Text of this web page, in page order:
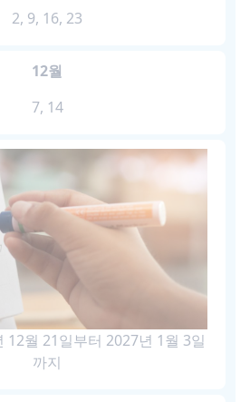
2, 9, 16, 23
12월
7, 14
12월 21일부터 2027년 1월 3일
까지